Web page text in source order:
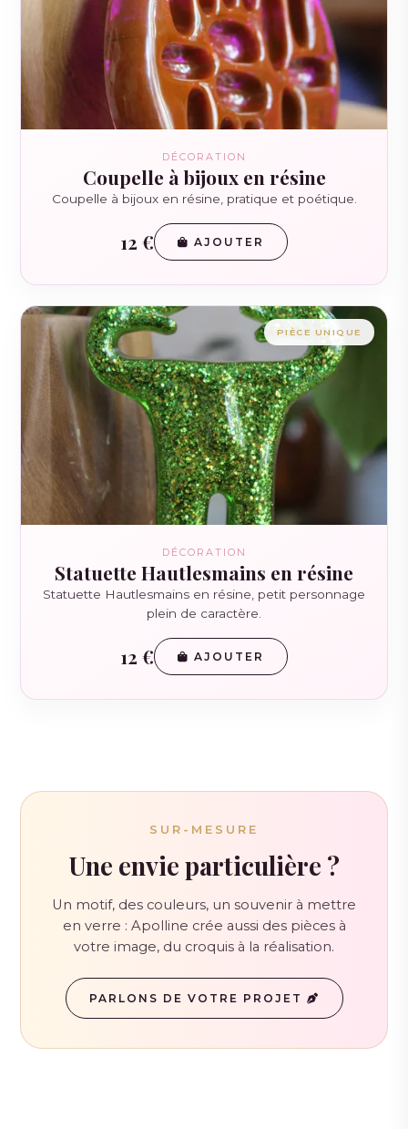
DÉCORATION
Coupelle à bijoux en résine
Coupelle à bijoux en résine, pratique et poétique.
12 € AJOUTER
PIÈCE UNIQUE
DÉCORATION
Statuette Hautlesmains en résine
Statuette Hautlesmains en résine, petit personnage
plein de caractère.
12 € AJOUTER
SUR-MESURE
Une envie particulière ?
Un motif, des couleurs, un souvenir à mettre
en verre : Apolline crée aussi des pièces à
votre image, du croquis à la réalisation.
PARLONS DE VOTRE PROJET